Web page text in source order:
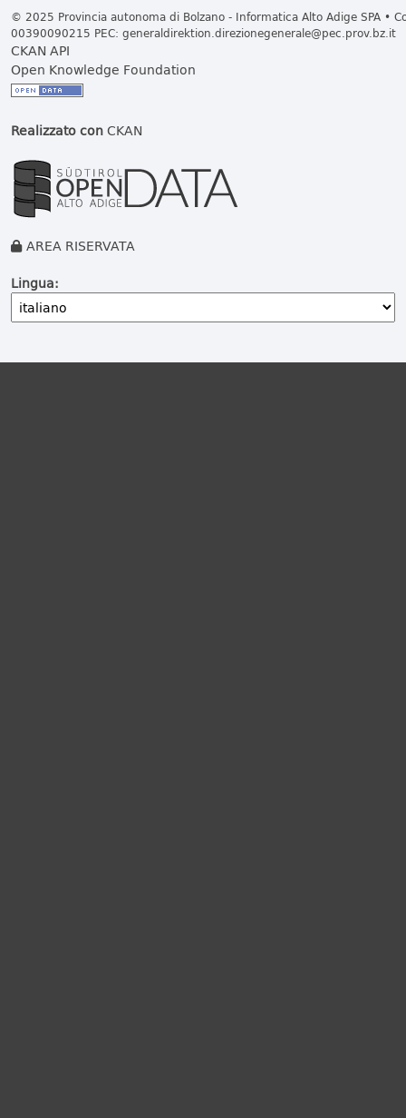
© 2025 Provincia autonoma di Bolzano - Informatica Alto Adige SPA •
00390090215 PEC: generaldirektion.direzionegenerale@pec.prov.bz.it
CKAN API
Open Knowledge Foundation
Realizzato conCKAN
AREA RISERVATA
Lingua